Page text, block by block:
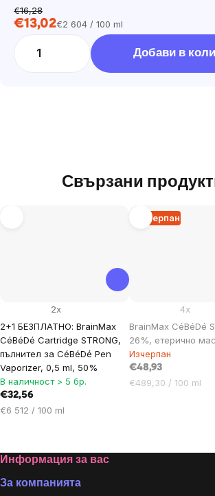
€16,28
€13,02Цена
€2 604 / 100 ml
Добави в
Свързани
2+1 БЕЗПЛАТНО: BrainMax
CéBéDé Cartridge STRONG,
пълнител за CéBéDé Pen
Vaporizer, 0,5 ml, 50%
2x
В наличност > 5 бр.
€32,56
Цена
€6 512 / 100 ml
Изчерпан
BrainMax CéBéDé
26%, етерично
4x
Изчерпан
€48,93
Цена
€489,30 / 100 ml
Footer
Информация за вас
За компанията